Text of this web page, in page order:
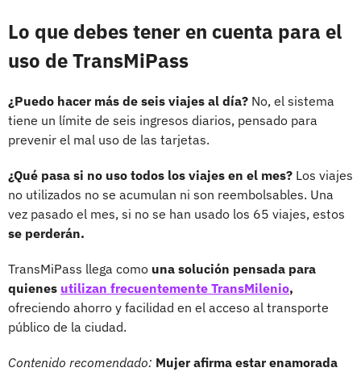
Lo que debes tener en cuenta para el
uso de TransMiPass
¿Puedo hacer más de seis viajes al día? No, el sistema
tiene un límite de seis ingresos diarios, pensado para
prevenir el mal uso de las tarjetas.
¿Qué pasa si no uso todos los viajes en el mes? Los viajes
no utilizados no se acumulan ni son reembolsables. Una
vez pasado el mes, si no se han usado los 65 viajes, estos
se perderán.
TransMiPass llega como una solución pensada para
quienes utilizan frecuentemente TransMilenio,
ofreciendo ahorro y facilidad en el acceso al transporte
público de la ciudad.
Contenido recomendado: Mujer afirma estar enamorada